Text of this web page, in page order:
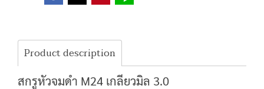
Product description
สกรูหัวจมดำ M24 เกลียวมิล 3.0